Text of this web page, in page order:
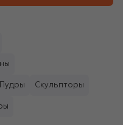
Пудры Скульпторы